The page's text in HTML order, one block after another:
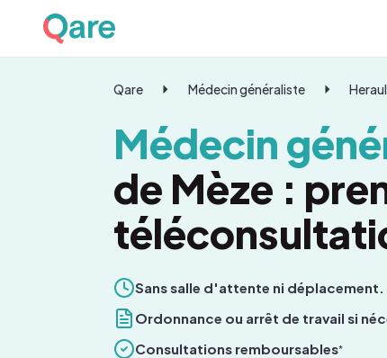
Qare Médecin généraliste
Médecin
de Mèze :
Sans salle d'attente ni déplacement.
Ordonnance ou arrêt de travail si
Consultations remboursables*